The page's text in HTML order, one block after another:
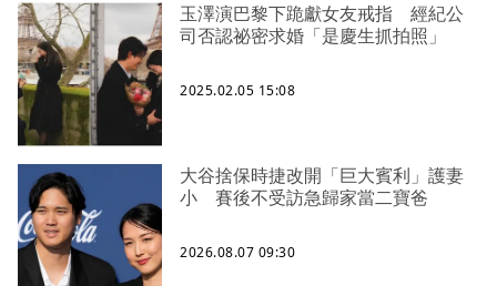
玉澤演巴黎下跪獻女友戒指 經紀公
司否認祕密求婚「是慶生抓拍照」
2025.02.05 15:08
大谷捨保時捷改開「巨大賓利」護妻
小 賽後不受訪急歸家當二寶爸
2026.08.07 09:30